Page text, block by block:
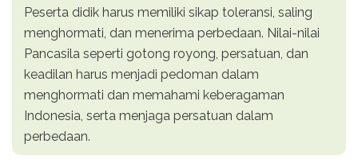
Peserta didik harus memiliki sikap toleransi, saling
menghormati, dan menerima perbedaan. Nilai-nilai
Pancasila seperti gotong royong, persatuan, dan
keadilan harus menjadi pedoman dalam
menghormati dan memahami keberagaman
Indonesia, serta menjaga persatuan dalam
perbedaan.